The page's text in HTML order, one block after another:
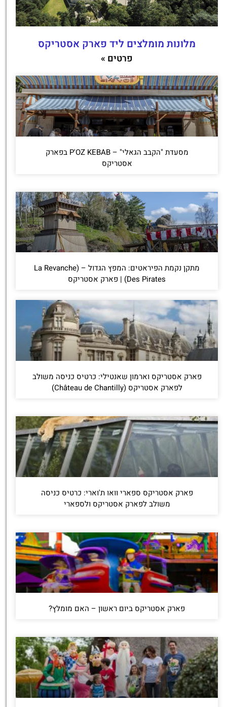
מלונות מומלצים ליד פארק אסטריקס
פרטים »
מסעדת "הקבב הגאלי" – P'OZ KEBAB בפארק
אסטריקס
מתקן נקמת הפיראטים: המפץ הגדול – (La Revanche
Des Pirates) | פארק אסטריקס
פארק אסטריקס וארמון שאנטילי: כרטיס כניסה משולב
לפארק אסטריקס (Château de Chantilly)
פארק אסטריקס ספארי וואו ת'וארי: כרטיס כניסה
משולב לפארק אסטריקס ולספארי
פארק אסטריקס ביום ראשון – האם מומלץ?